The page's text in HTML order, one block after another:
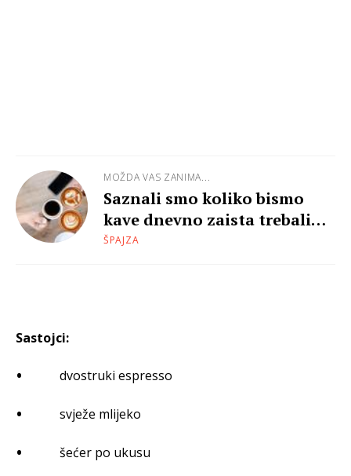
MOŽDA VAS ZANIMA...
Saznali smo koliko bismo
kave dnevno zaista trebali
piti
ŠPAJZA
Sastojci:
dvostruki espresso
svježe mlijeko
šećer po ukusu